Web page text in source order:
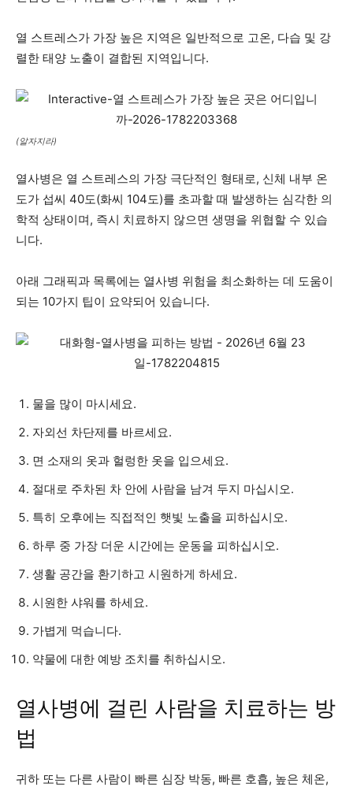
열 스트레스가 가장 높은 지역은 일반적으로 고온, 다습 및 강
렬한 태양 노출이 결합된 지역입니다.
(알자지라)
열사병은 열 스트레스의 가장 극단적인 형태로, 신체 내부 온
도가 섭씨 40도(화씨 104도)를 초과할 때 발생하는 심각한 의
학적 상태이며, 즉시 치료하지 않으면 생명을 위협할 수 있습
니다.
아래 그래픽과 목록에는 열사병 위험을 최소화하는 데 도움이
되는 10가지 팁이 요약되어 있습니다.
물을 많이 마시세요.
자외선 차단제를 바르세요.
면 소재의 옷과 헐렁한 옷을 입으세요.
절대로 주차된 차 안에 사람을 남겨 두지 마십시오.
특히 오후에는 직접적인 햇빛 노출을 피하십시오.
하루 중 가장 더운 시간에는 운동을 피하십시오.
생활 공간을 환기하고 시원하게 하세요.
시원한 샤워를 하세요.
가볍게 먹습니다.
약물에 대한 예방 조치를 취하십시오.
열사병에 걸린 사람을 치료하는 방
법
귀하 또는 다른 사람이 빠른 심장 박동, 빠른 호흡, 높은 체온,